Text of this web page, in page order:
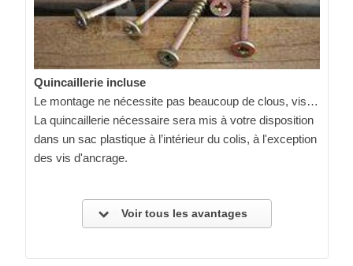
Quincaillerie incluse
Le montage ne nécessite pas beaucoup de clous, vis…
La quincaillerie nécessaire sera mis à votre disposition
dans un sac plastique à l’intérieur du colis, à l'exception
des vis d'ancrage.
Voir tous les avantages